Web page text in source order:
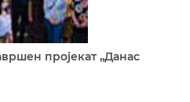
пројекат „Данас